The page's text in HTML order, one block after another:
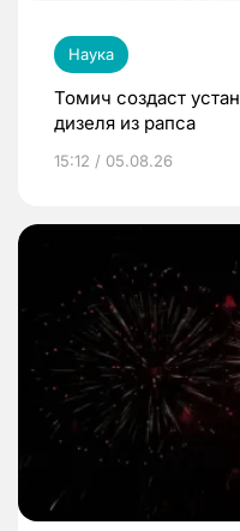
Наука
Томич создаст
дизеля из рапса
15:12 / 05.08.26